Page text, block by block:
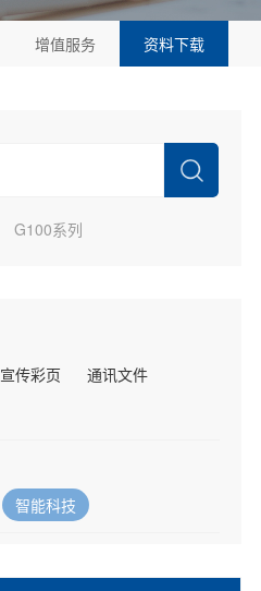
增值服务 资料下载
G100系列
宣传彩页
通讯文件
智能科技